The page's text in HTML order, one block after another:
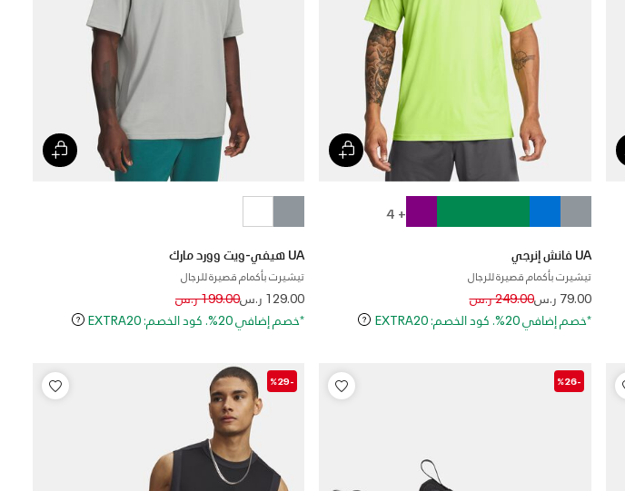
+ 4
UA فانش إنرجي
تيشيرت بأكمام قصيرة للرجال
79.00 ر.سPrice reduced from
249.00 ر.سto
*خصم إضافي 20%. كود الخصم: EXTRA20
UA هيفي-ويت وورد مارك
تيشيرت بأكمام قصيرة للرجال
129.00 ر.سPrice reduced from
199.00 ر.سto
*خصم إضافي 20%. كود الخصم: EXTRA20
-%26
-%29